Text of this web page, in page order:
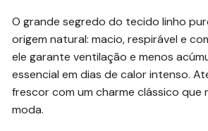
O grande segredo do tecido linho
origem natural: macio, respirável e
ele garante ventilação e menos
essencial em dias de calor intenso.
frescor com um charme clássico que
moda.